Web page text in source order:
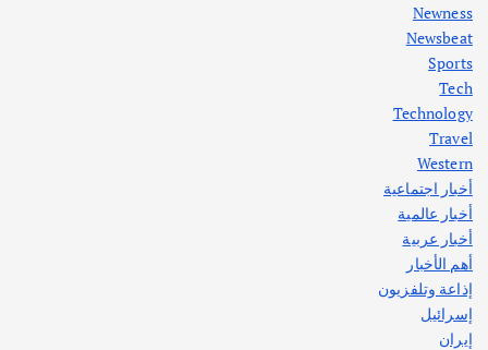
أهم الأخبار
اختتام ورشة السينوغرافيا في مدينة كلباء الاماراتية
أغسطس 3, 2026
Newness
Newsbeat
Sports
Tech
Technology
Travel
Western
أخبار اجتماعية
أخبار عالمية
أخبار عربية
أهم الأخبار
إذاعة وتلفزيون
إسرائيل
إيران